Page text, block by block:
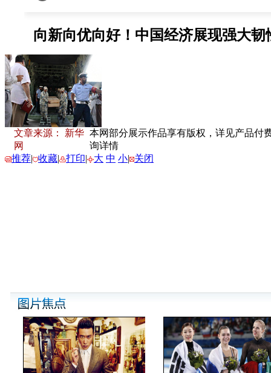
文章来源： 新华
网
本网部分展示作品享有版权，详见产品付
询详情
推荐| 收藏| 打印| 大 中 小| 关闭